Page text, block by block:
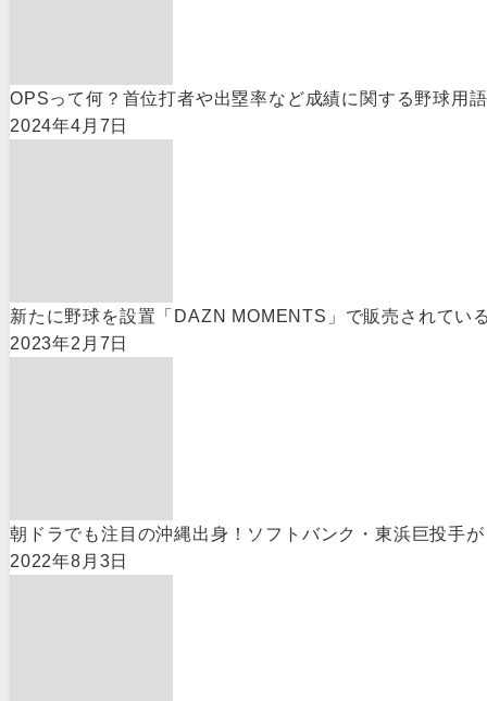
OPSって何？首位打者や出塁率など成績に関する野球用
2024年4月7日
新たに野球を設置「DAZN MOMENTS」で販売されてい
2023年2月7日
朝ドラでも注目の沖縄出身！ソフトバンク・東浜巨投手
2022年8月3日